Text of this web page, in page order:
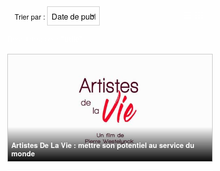
Trier par :
Artistes De La Vie : mettre son potentiel au service du
monde